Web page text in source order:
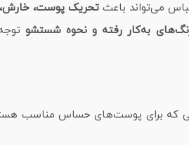
می‌تواند باعث تحریک پوست، خارش،
به‌کار رفته و نحوه شستشو
که برای پوست‌های حساس مناسب